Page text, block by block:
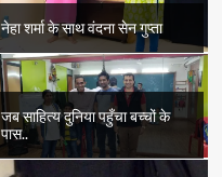
नेहा शर्मा के साथ वंदना सेन गुप्ता
जब साहित्य दुनिया पहुँचा बच्चों के
पास..